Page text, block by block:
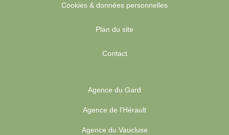
Cookies & données personnelles
Plan du site
Contact
Agence du Gard
Agence de l'Hérault
Agence du Vaucluse